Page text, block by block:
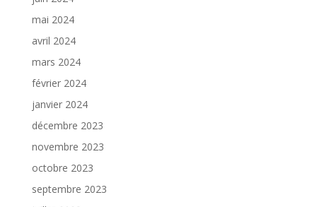
mai 2024
avril 2024
mars 2024
février 2024
janvier 2024
décembre 2023
novembre 2023
octobre 2023
septembre 2023